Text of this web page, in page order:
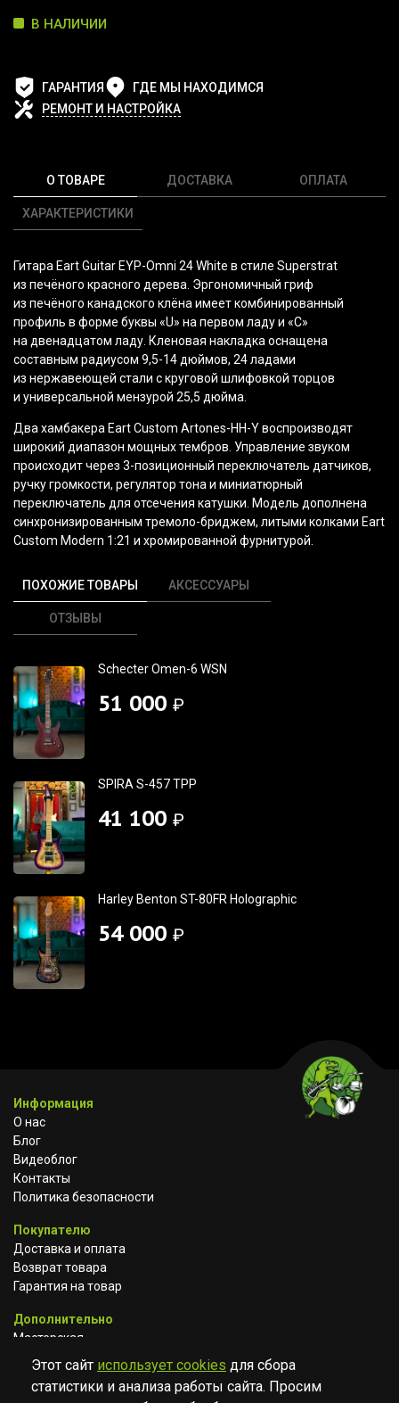
В НАЛИЧИИ
ГАРАНТИЯ
ГДЕ МЫ НАХОДИМСЯ
РЕМОНТ И НАСТРОЙКА
О ТОВАРЕ
ХАРАКТЕРИСТИКИ
ДОСТАВКА ОПЛАТА
Гитара Eart Guitar EYP-Omni 24 White в стиле Superstrat
из печёного красного дерева. Эргономичный гриф
из печёного канадского клёна имеет комбинированный
профиль в форме буквы «U» на первом ладу и «C»
на двенадцатом ладу. Кленовая накладка оснащена
составным радиусом 9,5-14 дюймов, 24 ладами
из нержавеющей стали с круговой шлифовкой торцов
и универсальной мензурой 25,5 дюйма.
Два хамбакера Eart Custom Artones-HH-Y воспроизводят
широкий диапазон мощных тембров. Управление звуком
происходит через 3-позиционный переключатель датчиков,
ручку громкости, регулятор тона и миниатюрный
переключатель для отсечения катушки. Модель дополнена
синхронизированным тремоло-бриджем, литыми колками Eart
Custom Modern 1:21 и хромированной фурнитурой.
ПОХОЖИЕ ТОВАРЫ АКСЕССУАРЫ
ОТЗЫВЫ
Schecter Omen-6 WSN
51 000 ₽
SPIRA S-457 TPP
41 100 ₽
Harley Benton ST-80FR Holographic
54 000 ₽
Информация
О нас
Блог
Видеоблог
Контакты
Политика безопасности
Покупателю
Доставка и оплата
Возврат товара
Гарантия на товар
Дополнительно
Мастерская
Сотрудничество
Этот сайт использует cookies для сбора
статистики и анализа работы сайта. Просим